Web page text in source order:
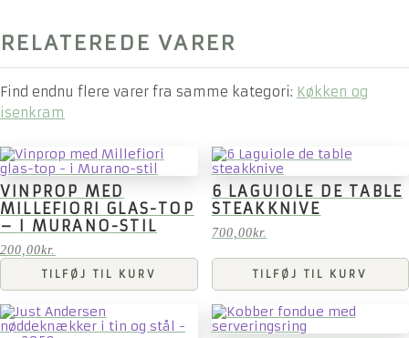
RELATEREDE VARER
Find endnu flere varer fra samme kategori: Køkken og
isenkram
VINPROP MED
MILLEFIORI GLAS-TOP
– I MURANO-STIL
200,00kr.
TILFØJ TIL KURV
6 LAGUIOLE DE TABLE
STEAKKNIVE
700,00kr.
TILFØJ TIL KURV